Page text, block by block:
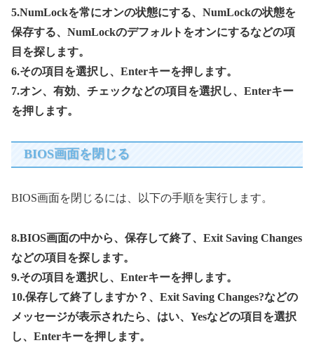
5.NumLockを常にオンの状態にする、NumLockの状態を
保存する、NumLockのデフォルトをオンにするなどの項
目を探します。
6.その項目を選択し、Enterキーを押します。
7.オン、有効、チェックなどの項目を選択し、Enterキー
を押します。
BIOS画面を閉じる
BIOS画面を閉じるには、以下の手順を実行します。
8.BIOS画面の中から、保存して終了、Exit Saving Changes
などの項目を探します。
9.その項目を選択し、Enterキーを押します。
10.保存して終了しますか？、Exit Saving Changes?などの
メッセージが表示されたら、はい、Yesなどの項目を選択
し、Enterキーを押します。